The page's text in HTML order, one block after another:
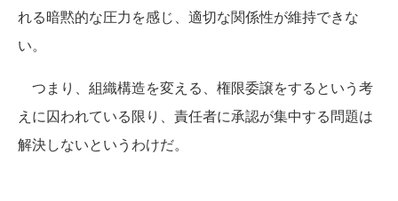
れる暗黙的な圧力を感じ、適切な関係性が維持できな
い。
つまり、組織構造を変える、権限委譲をするという考
えに囚われている限り、責任者に承認が集中する問題は
解決しないというわけだ。